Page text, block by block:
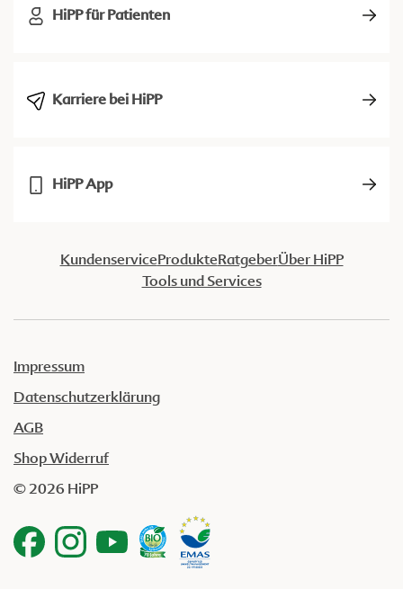
HiPP für Patienten
Karriere bei HiPP
HiPP App
KundenserviceProdukteRatgeberÜber HiPP
Tools und Services
Impressum
Datenschutzerklärung
AGB
Shop Widerruf
© 2026 HiPP